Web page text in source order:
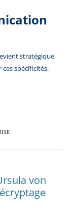
stratégique
spécificités.
von